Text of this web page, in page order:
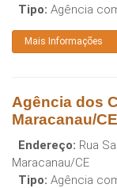
Tipo: Agência
Mais Informações
Agência dos
Maracanau/CE
Endereço: Rua
Maracanau/CE
Tipo: Agência